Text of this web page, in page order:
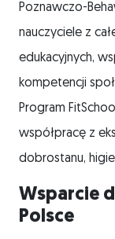
Poznawczo-
nauczyciele z
edukacyjnych,
kompetencji
Program
współpracę z
dobrostanu,
Wsparcie
Polsce